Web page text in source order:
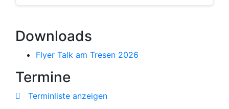
Downloads
Flyer Talk am Tresen 2026
Termine
Terminliste anzeigen